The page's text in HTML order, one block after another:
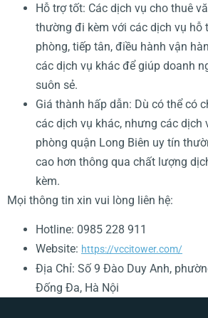
Hỗ trợ tốt: Các dịch vụ cho thuê
thường đi kèm với các dịch vụ hỗ
phòng, tiếp tân, điều hành vận
các dịch vụ khác để giúp doanh
suôn sẻ.
Giá thành hấp dẫn: Dù có thể có
các dịch vụ khác, nhưng các dịch
phòng quận Long Biên uy tín
cao hơn thông qua chất lượng
kèm.
Mọi thông tin xin vui lòng liên hệ:
Hotline: 0985 228 911
Website: https://vccitower.com/
Địa Chỉ: Số 9 Đào Duy Anh,
Đống Đa, Hà Nội